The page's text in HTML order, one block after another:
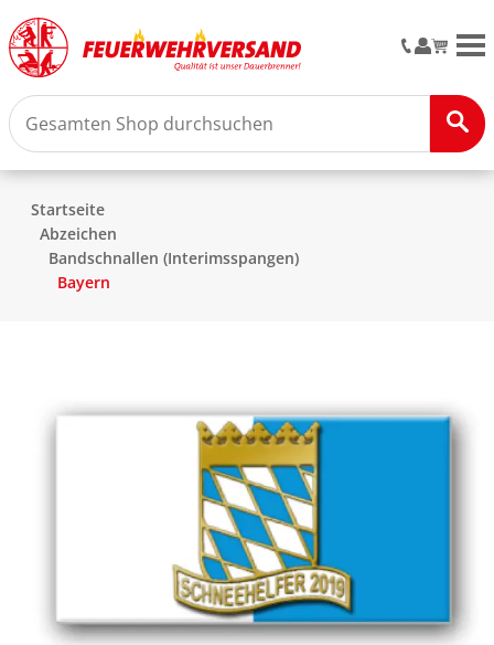
Startseite
Abzeichen
Bandschnallen (Interimsspangen)
Bayern